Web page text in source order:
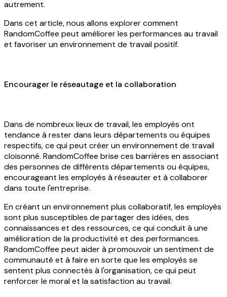
autrement.
Dans cet article, nous allons explorer comment
RandomCoffee peut améliorer les performances au travail
et favoriser un environnement de travail positif.
Encourager le réseautage et la collaboration
Dans de nombreux lieux de travail, les employés ont
tendance à rester dans leurs départements ou équipes
respectifs, ce qui peut créer un environnement de travail
cloisonné. RandomCoffee brise ces barrières en associant
des personnes de différents départements ou équipes,
encourageant les employés à réseauter et à collaborer
dans toute l'entreprise.
En créant un environnement plus collaboratif, les employés
sont plus susceptibles de partager des idées, des
connaissances et des ressources, ce qui conduit à une
amélioration de la productivité et des performances.
RandomCoffee peut aider à promouvoir un sentiment de
communauté et à faire en sorte que les employés se
sentent plus connectés à l'organisation, ce qui peut
renforcer le moral et la satisfaction au travail.